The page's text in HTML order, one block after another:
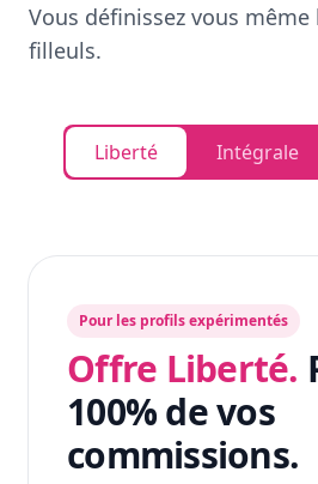
Vous définissez vous même
filleuls.
Liberté Intégrale
Pour les profils expérimentés
Offre Liberté.
100% de vos
commissions.